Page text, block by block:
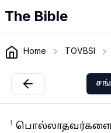
The Bible
Home TOVBSI
1